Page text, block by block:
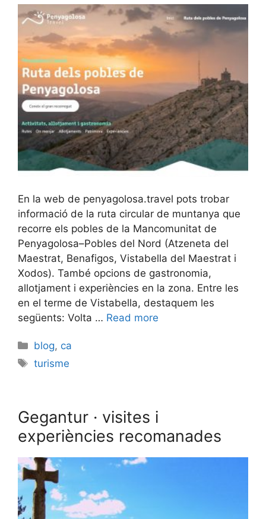
En la web de penyagolosa.travel pots trobar
informació de la ruta circular de muntanya que
recorre els pobles de la Mancomunitat de
Penyagolosa–Pobles del Nord (Atzeneta del
Maestrat, Benafigos, Vistabella del Maestrat i
Xodos). També opcions de gastronomia,
allotjament i experiències en la zona. Entre les
en el terme de Vistabella, destaquem les
següents: Volta … Read more
Categories
blog, ca
Etiquetes
turisme
Gegantur · visites i
experiències recomanades